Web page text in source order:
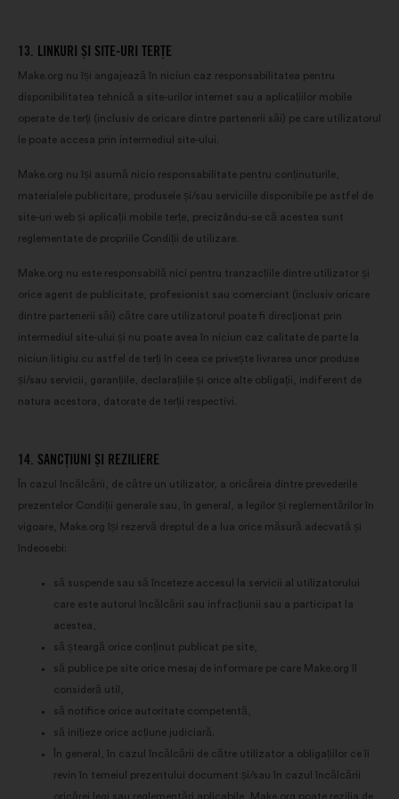
13. LINKURI ȘI SITE-URI TERȚE
Make.org nu își angajează în niciun caz responsabilitatea pentru
disponibilitatea tehnică a site-urilor internet sau a aplicațiilor mobile
operate de terți (inclusiv de oricare dintre partenerii săi) pe care utilizatorul
le poate accesa prin intermediul site-ului.
Make.org nu își asumă nicio responsabilitate pentru conținuturile,
materialele publicitare, produsele și/sau serviciile disponibile pe astfel de
site-uri web și aplicații mobile terțe, precizându-se că acestea sunt
reglementate de propriile Condiții de utilizare.
Make.org nu este responsabilă nici pentru tranzacțiile dintre utilizator și
orice agent de publicitate, profesionist sau comerciant (inclusiv oricare
dintre partenerii săi) către care utilizatorul poate fi direcţionat prin
intermediul site-ului și nu poate avea în niciun caz calitate de parte la
niciun litigiu cu astfel de terți în ceea ce privește livrarea unor produse
și/sau servicii, garanțiile, declarațiile și orice alte obligații, indiferent de
natura acestora, datorate de terții respectivi.
14. SANCȚIUNI ȘI REZILIERE
În cazul încălcării, de către un utilizator, a oricăreia dintre prevederile
prezentelor Condiții generale sau, în general, a legilor și reglementărilor în
vigoare, Make.org își rezervă dreptul de a lua orice măsură adecvată și
îndeosebi:
să suspende sau să înceteze accesul la servicii al utilizatorului
care este autorul încălcării sau infracțiunii sau a participat la
acestea,
să șteargă orice conținut publicat pe site,
să publice pe site orice mesaj de informare pe care Make.org îl
consideră util,
să notifice orice autoritate competentă,
să inițieze orice acțiune judiciară.
În general, în cazul încălcării de către utilizator a obligațiilor ce îi
revin în temeiul prezentului document și/sau în cazul încălcării
oricărei legi sau reglementări aplicabile, Make.org poate rezilia de